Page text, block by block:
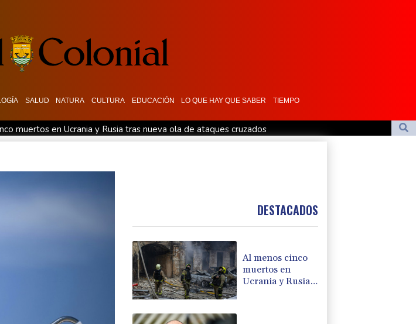
SALUD NATURA CULTURA EDUCACIÓN LO QUE HAY QUE SABER TIEMPO
muertos en Ucrania y Rusia tras nueva ola de ataques cruzados
al embajador de Ucrania tras explosión de un dron en su territorio
DESTACADOS
Al menos cinco
muertos en
Ucrania y Rusia